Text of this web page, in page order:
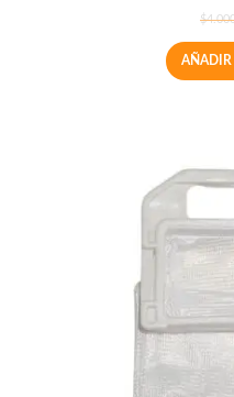
$
AÑADIR